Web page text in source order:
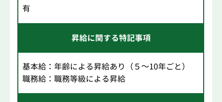
有
昇給に関する特記事項
基本給：年齢による昇給あり（５～10年ごと）
職務給：職務等級による昇給